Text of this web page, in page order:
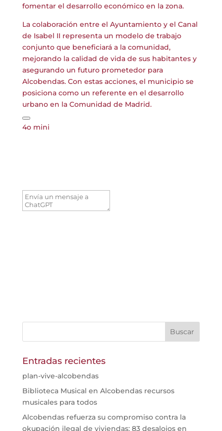
fomentar el desarrollo económico en la zona.
La colaboración entre el Ayuntamiento y el Canal
de Isabel II representa un modelo de trabajo
conjunto que beneficiará a la comunidad,
mejorando la calidad de vida de sus habitantes y
asegurando un futuro prometedor para
Alcobendas. Con estas acciones, el municipio se
posiciona como un referente en el desarrollo
urbano en la Comunidad de Madrid.
4o mini
Entradas recientes
plan-vive-alcobendas
Biblioteca Musical en Alcobendas recursos
musicales para todos
Alcobendas refuerza su compromiso contra la
okupación ilegal de viviendas: 83 desalojos en